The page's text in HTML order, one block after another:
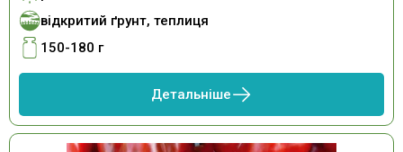
відкритий ґрунт, теплиця
150-180 г
Детальніше